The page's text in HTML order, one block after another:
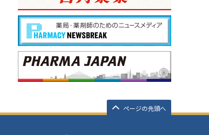
ページの先頭へ